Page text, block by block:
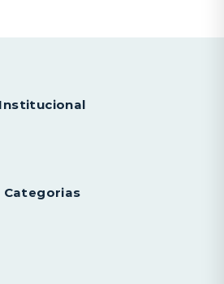
Institucional
Categorias